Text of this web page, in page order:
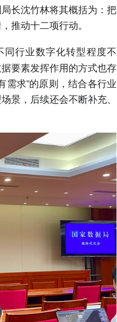
长沈竹林将其概括为：把
推动十二项行动。
同行业数字化转型程度不
要素发挥作用的方式也存
需求”的原则，结合各行业
景，后续还会不断补充、